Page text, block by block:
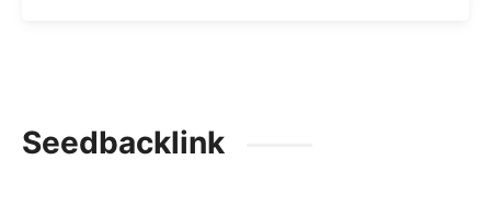
Seedbacklink